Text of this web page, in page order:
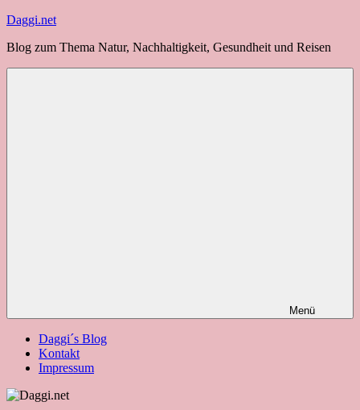
Zum
springen
Daggi.net
Blog zum Thema Natur, Nachhaltigkeit, Gesundheit und Reisen
Menü
Daggi´s Blog
Kontakt
Impressum